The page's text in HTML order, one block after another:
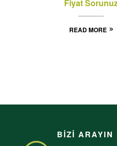
Fiyat
READ MORE
BIZI ARAYIN